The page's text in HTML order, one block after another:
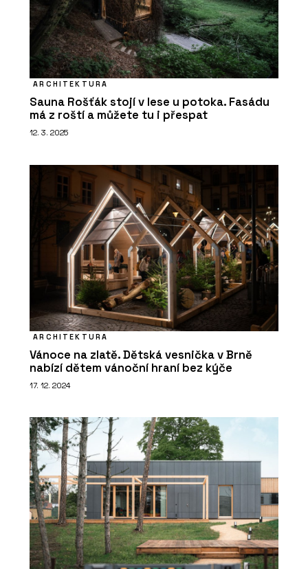
PRODUKTY
PRODUKTY
Dekorativní skla - AGC Glass Europe
ARCHITEKTURA
Sauna Rošťák stojí v lese u potoka. Fasádu
má z roští a můžete tu i přespat
12. 3. 2025
ARCHITEKTURA
Vánoce na zlatě. Dětská vesnička v Brně
nabízí dětem vánoční hraní bez kýče
17. 12. 2024